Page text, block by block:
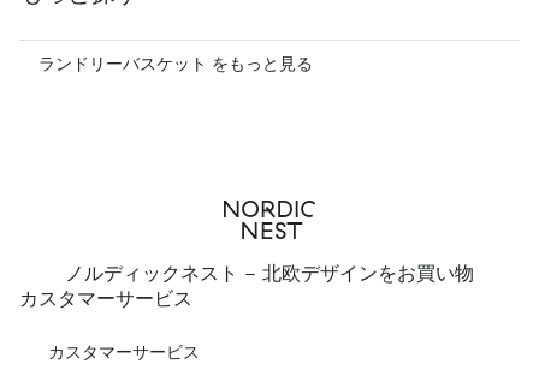
ランドリーバスケット をもっと見る
ノルディックネスト - 北欧デザインをお買い物
カスタマーサービス
カスタマーサービス